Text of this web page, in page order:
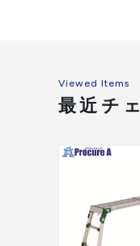
Viewed Items
最近チ